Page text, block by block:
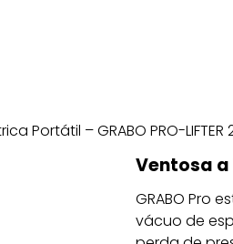
Portátil – GRABO PRO-LIFTER
Ventosa a
GRABO Pro
vácuo de